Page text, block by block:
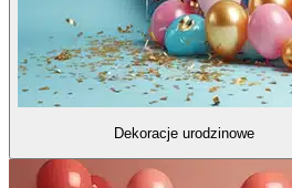
Dekoracje urodzinowe